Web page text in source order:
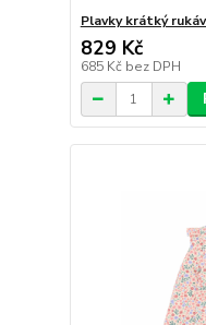
Plavky krátký
829 Kč
685 Kč bez DPH